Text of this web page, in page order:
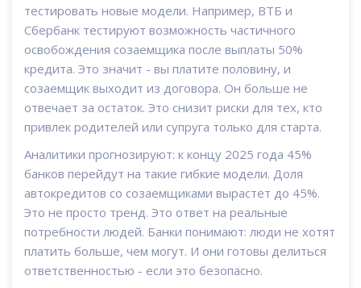
тестировать новые модели. Например, ВТБ и
Сбербанк тестируют возможность частичного
освобождения созаемщика после выплаты 50%
кредита. Это значит - вы платите половину, и
созаемщик выходит из договора. Он больше не
отвечает за остаток. Это снизит риски для тех, кто
привлек родителей или супруга только для старта.
Аналитики прогнозируют: к концу 2025 года 45%
банков перейдут на такие гибкие модели. Доля
автокредитов со созаемщиками вырастет до 45%.
Это не просто тренд. Это ответ на реальные
потребности людей. Банки понимают: люди не хотят
платить больше, чем могут. И они готовы делиться
ответственностью - если это безопасно.